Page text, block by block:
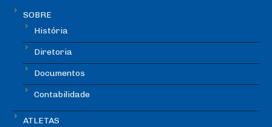
SOBRE
História
Diretoria
Documentos
Contabilidade
ATLETAS